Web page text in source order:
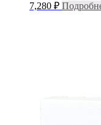
7,280 ₽